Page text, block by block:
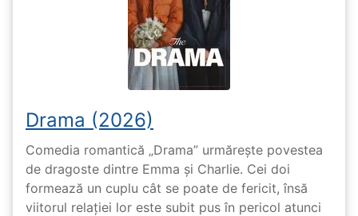
Drama (2026)
Comedia romantică „Drama” urmărește povestea
de dragoste dintre Emma și Charlie. Cei doi
formează un cuplu cât se poate de fericit, însă
viitorul relației lor este subit pus în pericol atunci